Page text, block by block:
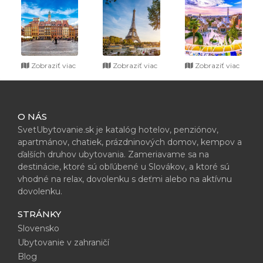
Zobraziť viac Zobraziť viac Zobraziť viac
O NÁS
SvetUbytovanie.sk je katalóg hotelov, penziónov,
apartmánov, chatiek, prázdninových domov, kempov a
ďalších druhov ubytovania. Zameriavame sa na
destinácie, ktoré sú obľúbené u Slovákov, a ktoré sú
vhodné na relax, dovolenku s deťmi alebo na aktívnu
dovolenku.
STRÁNKY
Slovensko
Ubytovanie v zahraničí
Blog